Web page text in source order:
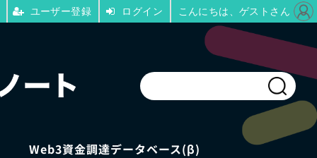
Web3資金調達データベース(β)
ユーザー登録 ログイン こんにちは、ゲストさん